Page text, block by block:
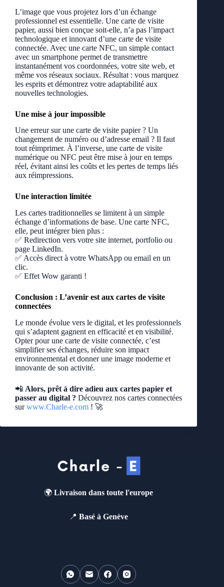
L’image que vous projetez lors d’un échange
professionnel est essentielle. Une carte de visite
papier, aussi bien conçue soit-elle, n’a pas l’impact
technologique et innovant d’une carte de visite
connectée. Avec une carte NFC, un simple contact
avec un smartphone permet de transmettre
instantanément vos coordonnées, votre site web, et
même vos réseaux sociaux. Résultat : vous marquez
les esprits et démontrez votre adaptabilité aux
nouvelles technologies.
Une mise à jour impossible
Une erreur sur une carte de visite papier ? Un
changement de numéro ou d’adresse email ? Il faut
tout réimprimer. À l’inverse, une carte de visite
numérique ou NFC peut être mise à jour en temps
réel, évitant ainsi les coûts et les pertes de temps liés
aux réimpressions.
Une interaction limitée
Les cartes traditionnelles se limitent à un simple
échange d’informations de base. Une carte NFC,
elle, peut intégrer bien plus :
✅ Redirection vers votre site internet, portfolio ou
page LinkedIn.
✅ Accès direct à votre WhatsApp ou email en un
clic.
✅ Effet Wow garanti !
Conclusion : L’avenir est aux cartes de visite
connectées
Le monde évolue vers le digital, et les professionnels
qui s’adaptent gagnent en efficacité et en visibilité.
Opter pour une carte de visite connectée, c’est
simplifier ses échanges, réduire son impact
environnemental et donner une image moderne et
innovante de son activité.
📲 Alors, prêt à dire adieu aux cartes papier et
passer au digital ? Découvrez nos cartes connectées
surwww.Charle-e.com ! 🚀
🌍Livraison dans toute l'europe
📍Basé à Genève